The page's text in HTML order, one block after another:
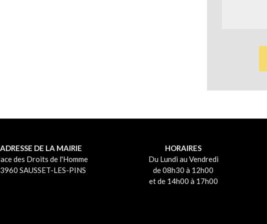
ADRESSE DE LA MAIRIE
des Droits de l'Homme
SAUSSET-LES-PINS
HORAIRES
Du Lundi au Vendredi
de 08h30 à 12h00
et de 14h00 à 17h00